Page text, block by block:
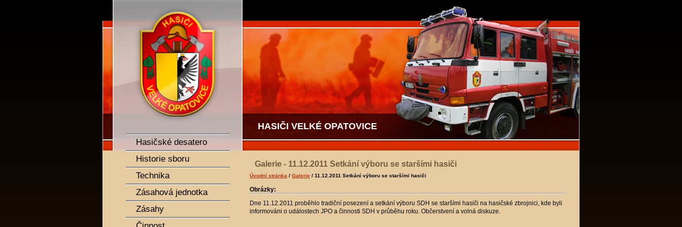
HASIČI VELKÉ OPATOVICE
Galerie - 11.12.2011 Setkání výboru se staršími hasiči
Úvodní stránka / Galerie / 11.12.2011 Setkání výboru se staršími hasiči
Obrázky:
Dne 11.12.2011 proběhlo tradiční posezení a setkání výboru SDH se staršími hasiči na hasičské zbrojnici, kde byli
informováni o událostech JPO a činnosti SDH v průběhu roku. Občerstvení a volná diskuze.
SDH Velké Opatovice
Hasičské desatero
Historie sboru
Technika
Zásahová jednotka
Zásahy